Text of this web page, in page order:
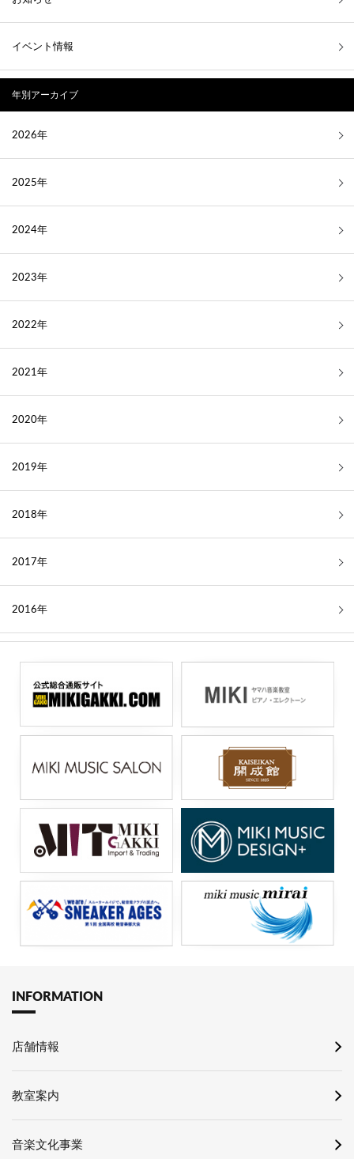
イベント情報
年別アーカイブ
2026年
2025年
2024年
2023年
2022年
2021年
2020年
2019年
2018年
2017年
2016年
INFORMATION
店舗情報
教室案内
音楽文化事業